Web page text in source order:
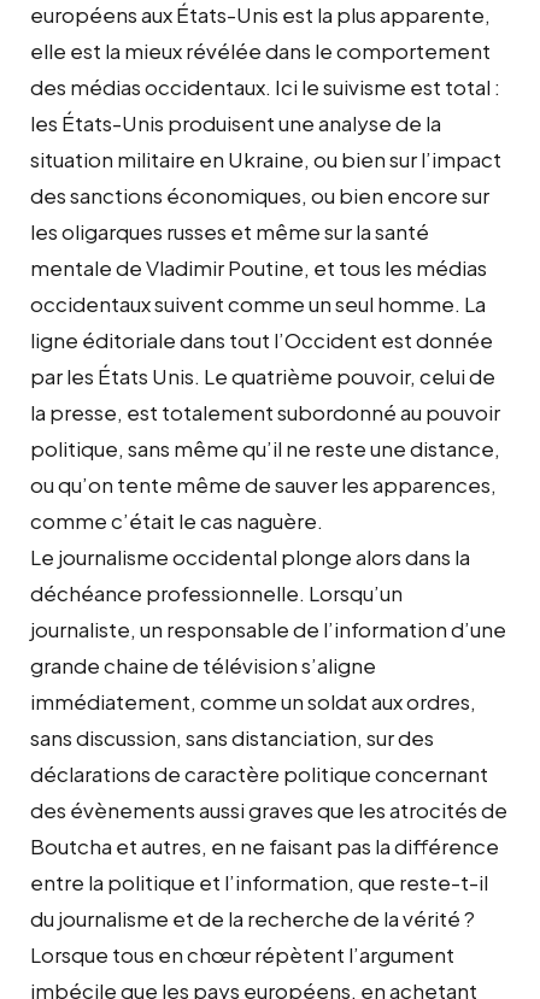
européens aux États-Unis est la plus apparente,
elle est la mieux révélée dans le comportement
des médias occidentaux. Ici le suivisme est total :
les États-Unis produisent une analyse de la
situation militaire en Ukraine, ou bien sur l’impact
des sanctions économiques, ou bien encore sur
les oligarques russes et même sur la santé
mentale de Vladimir Poutine, et tous les médias
occidentaux suivent comme un seul homme. La
ligne éditoriale dans tout l’Occident est donnée
par les États Unis. Le quatrième pouvoir, celui de
la presse, est totalement subordonné au pouvoir
politique, sans même qu’il ne reste une distance,
ou qu’on tente même de sauver les apparences,
comme c’était le cas naguère.
Le journalisme occidental plonge alors dans la
déchéance professionnelle. Lorsqu’un
journaliste, un responsable de l’information d’une
grande chaine de télévision s’aligne
immédiatement, comme un soldat aux ordres,
sans discussion, sans distanciation, sur des
déclarations de caractère politique concernant
des évènements aussi graves que les atrocités de
Boutcha et autres, en ne faisant pas la différence
entre la politique et l’information, que reste-t-il
du journalisme et de la recherche de la vérité ?
Lorsque tous en chœur répètent l’argument
imbécile que les pays européens, en achetant